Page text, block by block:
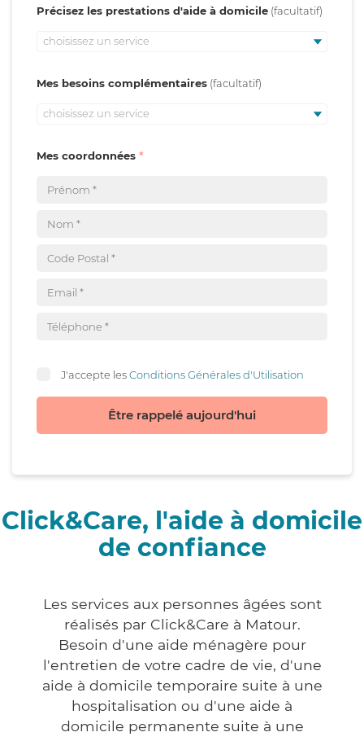
Précisez les prestations d'aide à domicile
choisissez un service
Mes besoins complémentaires
choisissez un service
Mes coordonnées
J'accepte lesConditions Générales d'Utilisation
Être rappelé aujourd'hui
Click&Care, l'aide à domicile
de confiance
Les services aux personnes âgées sont
réalisés par Click&Care à Matour.
Besoin d'une aide ménagère pour
l'entretien de votre cadre de vie, d'une
aide à domicile temporaire suite à une
hospitalisation ou d'une aide à
domicile permanente suite à une